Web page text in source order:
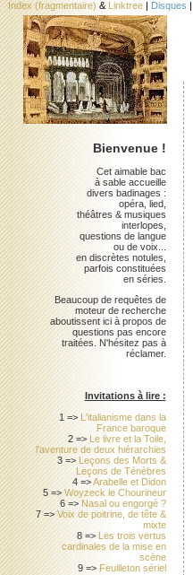
Index (fragmentaire) & Linktree | Disques |
Bienvenue !
Cet aimable bac
à sable accueille
divers badinages :
opéra, lied,
théâtres & musiques
interlopes,
questions de langue
ou de voix...
en discrètes notules,
parfois constituées
en séries.
Beaucoup de requêtes de
moteur de recherche
aboutissent ici à propos de
questions pas encore
traitées. N'hésitez pas à
réclamer.
Invitations à lire :
1 => L'italianisme dans la
France baroque
2 => Le livre et la Toile,
l'aventure de deux hiérarchies
3 => Leçons des Morts &
Leçons de Ténèbres
4 =>Arabelle et Didon
5 =>Woyzeck le Chourineur
6 => Nasal ou engorgé ?
7 =>Voix de poitrine, de tête &
mixte
8 => Les trois vertus
cardinales de la mise en
scène
9 => Feuilleton sériel